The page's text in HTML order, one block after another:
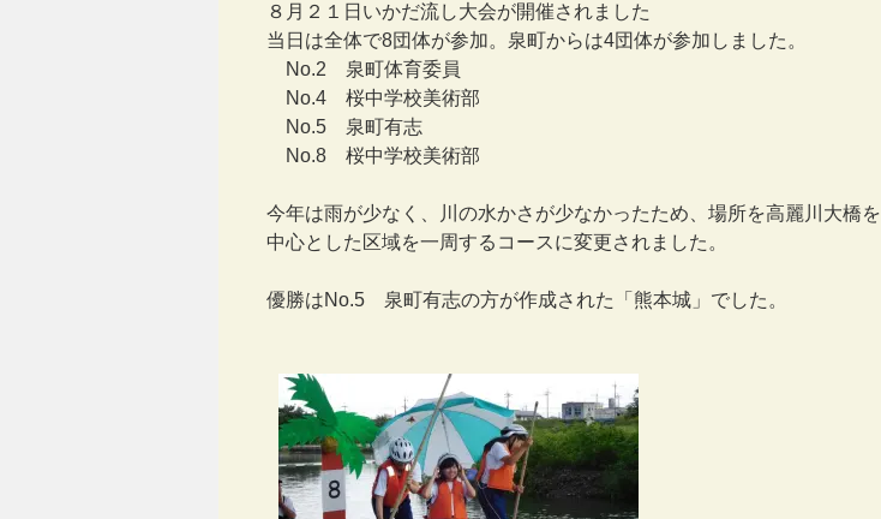
８月２１日いかだ流し大会が開催されました
当日は全体で8団体が参加。泉町からは4団体が参加しました。
No.2 泉町体育委員
No.4 桜中学校美術部
No.5 泉町有志
No.8 桜中学校美術部
今年は雨が少なく、川の水かさが少なかったため、場所を高麗川大橋を
中心とした区域を一周するコースに変更されました。
優勝はNo.5 泉町有志の方が作成された「熊本城」でした。